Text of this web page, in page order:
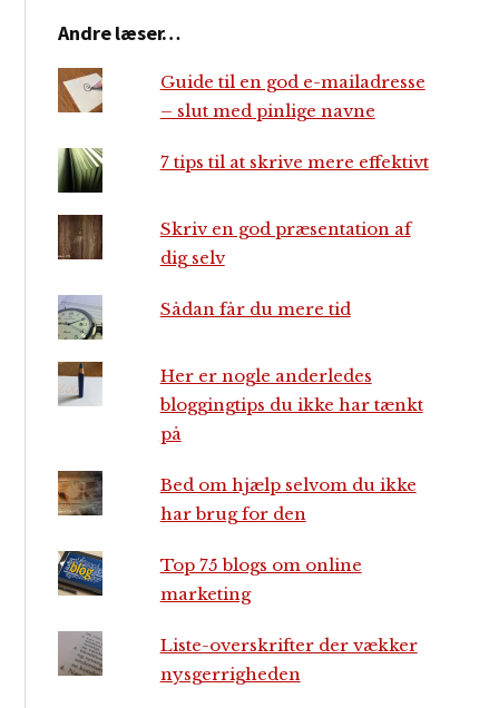
Andre læser…
Guide til en god e-mailadresse
– slut med pinlige navne
7 tips til at skrive mere effektivt
Skriv en god præsentation af
dig selv
Sådan får du mere tid
Her er nogle anderledes
bloggingtips du ikke har tænkt
på
Bed om hjælp selvom du ikke
har brug for den
Top 75 blogs om online
marketing
Liste-overskrifter der vækker
nysgerrigheden